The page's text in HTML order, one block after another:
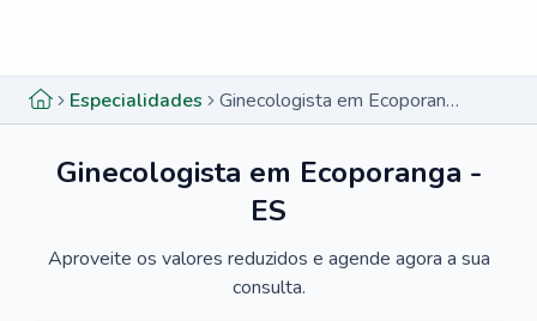
Especialidades Ginecologista em Ecoporanga - ES
Ginecologista em Ecoporanga -
ES
Aproveite os valores reduzidos e agende agora a sua
consulta.